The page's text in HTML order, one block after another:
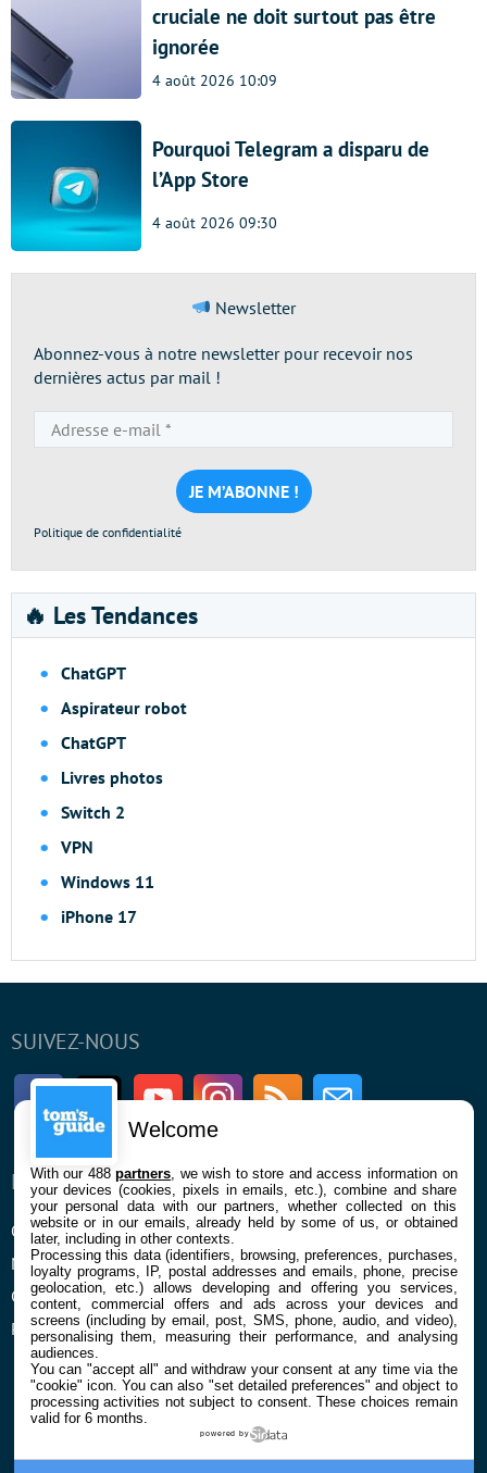
cruciale ne doit surtout pas être
ignorée
4 août 2026 10:09
Pourquoi Telegram a disparu de
l’App Store
4 août 2026 09:30
Newsletter
Abonnez-vous à notre newsletter pour recevoir nos
dernières actus par mail !
e-
mail
*
Politique de confidentialité
🔥 Les Tendances
ChatGPT
Aspirateur robot
ChatGPT
Livres photos
Switch 2
VPN
Windows 11
iPhone 17
SUIVEZ-NOUS
FacebookTwitter Youtube InstagramRSS Newsletter
ENTREPRISE
Qui sommes nous
Mentions légales et CGU
Confidentialité et Cookies
Préférences cookies
À PROPOS
La rédaction
Contact
Welcome
With our 488partners , we wish to store and access information on
your devices (cookies, pixels in emails, etc.), combine and share
your personal data with our partners, whether collected on this
website or in our emails, already held by some of us, or obtained
later, including in other contexts.
Processing this data (identifiers, browsing, preferences, purchases,
loyalty programs, IP, postal addresses and emails, phone, precise
geolocation, etc.) allows developing and offering you services,
content, commercial offers and ads across your devices and
screens (including by email, post, SMS, phone, audio, and video),
personalising them, measuring their performance, and analysing
audiences.
You can "accept all" and withdraw your consent at any time via the
"cookie" icon. You can also "set detailed preferences" and object to
processing activities not subject to consent. These choices remain
valid for 6 months.
powered by